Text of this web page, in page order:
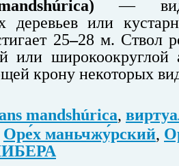
— вид
деревьев или
25–28 м. Ствол
или
крону некоторых
mandshúrica,
Оре́х маньчжу́рский,